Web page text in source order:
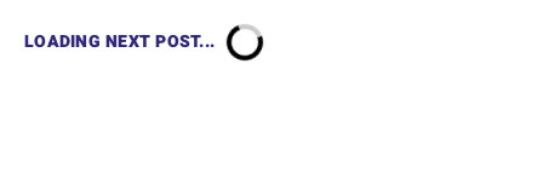
LOADING NEXT POST...